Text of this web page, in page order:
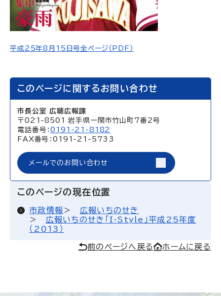
平成25年8月15日号全ページ（PDF）
このページに関するお問い合わせ
市長公室 広聴広報課
〒021-8501 岩手県一関市竹山町7番2号
電話番号：0191-21-8182
FAX番号：0191-21-5733
メールでのお問い合わせ
このページの現在位置
市政情報
広報いちのせき
広報いちのせき「I-Style」平成25年度
（2013）
前のページへ戻る ホームに戻る